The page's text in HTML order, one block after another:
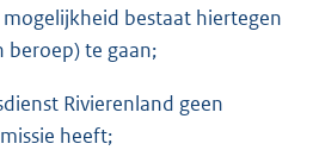
bestaat hiertegen
beroep) te gaan;
Rivierenland geen
heeft;